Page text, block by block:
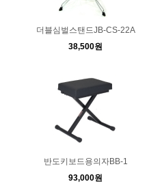
더블심벌스탠드JB-CS-22A
38,500원
반도키보드용의자BB-1
93,000원